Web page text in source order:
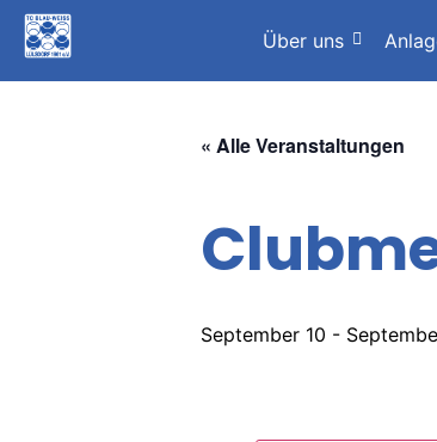
Über uns
« Alle Veranstaltungen
September 10 -